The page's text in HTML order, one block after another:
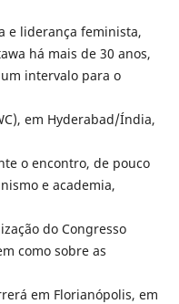
e liderança feminista,
há mais de 30 anos,
intervalo para o
em Hyderabad/Índia,
o encontro, de pouco
e academia,
do Congresso
como sobre as
em Florianópolis, em